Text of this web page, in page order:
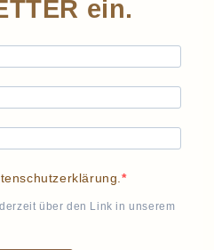
ein.
über den Link in unserem